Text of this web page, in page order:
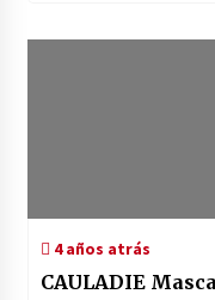
4 años atrás
CAULADIE